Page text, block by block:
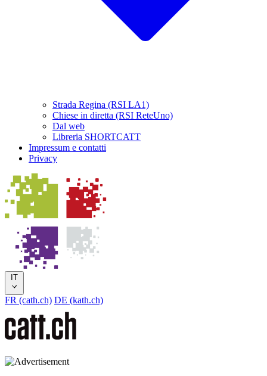
Strada Regina (RSI LA1)
Chiese in diretta (RSI ReteUno)
Dal web
Libreria SHORTCATT
Impressum e contatti
Privacy
IT
FR (cath.ch) DE (kath.ch)